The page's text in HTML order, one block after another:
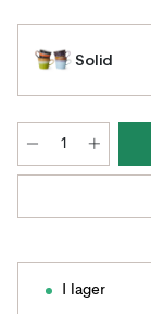
Solid
I lager